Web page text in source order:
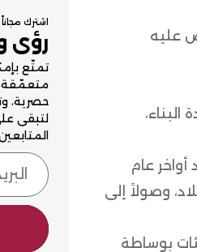
خلا 45 يوماً، ما لم يعترض عليه
عام
وصولاً إلى
بوساطة
اشترك
رؤى
تمتّع
متعمّقة،
حصرية،
لتبقى